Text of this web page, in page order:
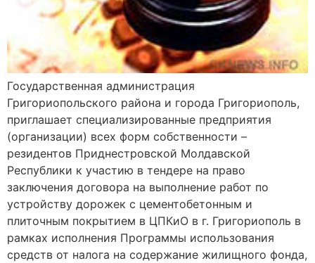
Государственная администрация
Григориопольского района и города Григориополь,
приглашает специализированные предприятия
(организации) всех форм собственности –
резидентов Приднестровской Молдавской
Республики к участию в тендере на право
заключения договора на выполнение работ по
устройству дорожек с цементобетонным и
плиточным покрытием в ЦПКиО в г. Григориополь в
рамках исполнения Программы использования
средств от налога на содержание жилищного фонда,